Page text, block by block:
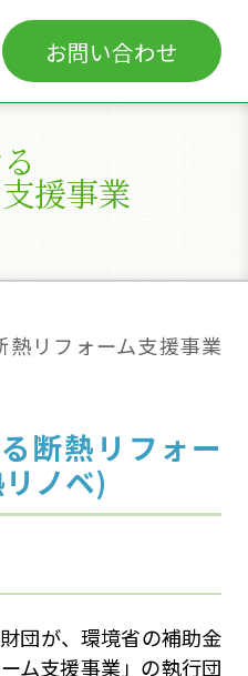
お問い合わせ
援事業
リフォーム支援事業
断熱リフォー
ノベ)
団が、環境省の補助金
ム支援事業」の執行団